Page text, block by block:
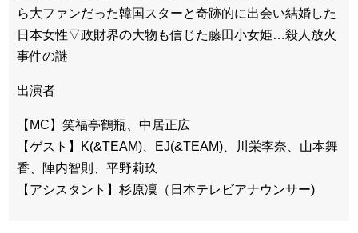
ら大ファンだった韓国スターと奇跡的に出会い結婚した
日本女性▽政財界の大物も信じた藤田小女姫…殺人放火
事件の謎
出演者
【MC】笑福亭鶴瓶、中居正広
【ゲスト】K(&TEAM)、EJ(&TEAM)、川栄李奈、山本舞
香、陣内智則、平野莉玖
【アシスタント】杉原凜（日本テレビアナウンサー)